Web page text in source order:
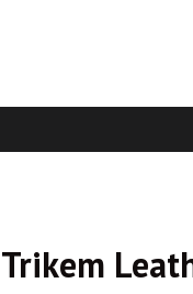
Trikem